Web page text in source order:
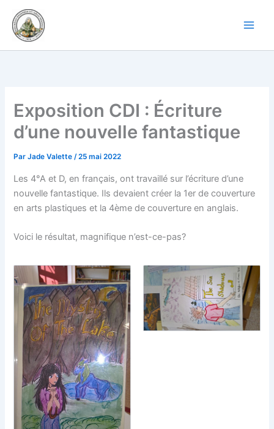
contenu
Exposition CDI : Écriture
d’une nouvelle fantastique
ParJade Valette/25 mai 2022
Les 4°A et D, en français, ont travaillé sur l’écriture d’une
nouvelle fantastique. Ils devaient créer la 1er de couverture
en arts plastiques et la 4ème de couverture en anglais.
Voici le résultat, magnifique n’est-ce-pas?